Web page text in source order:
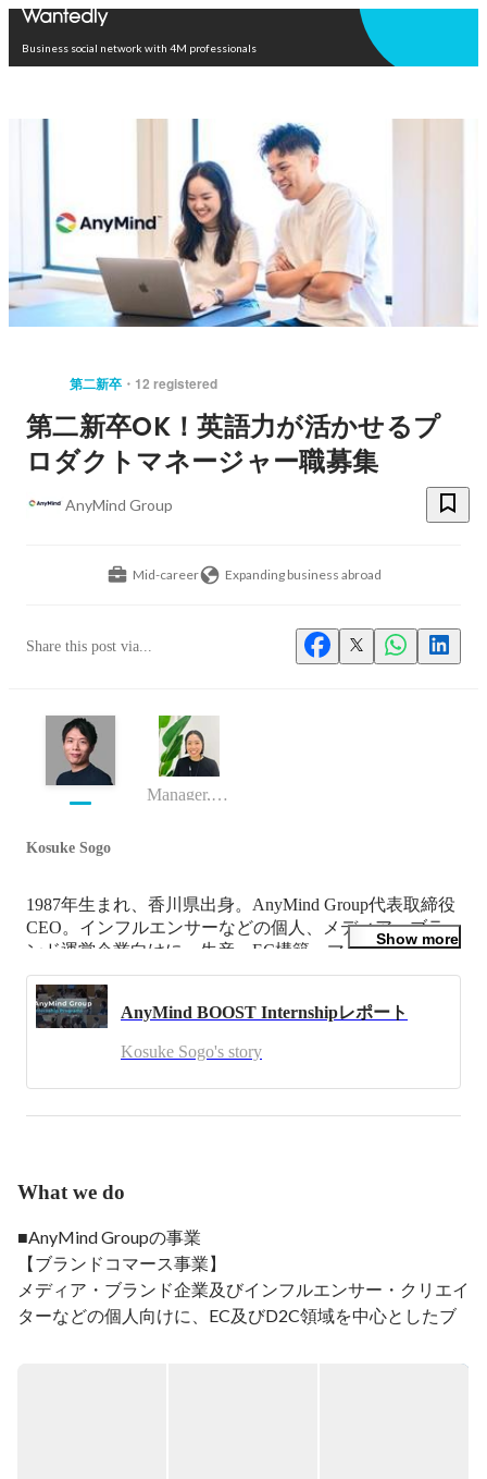
Business social network with 4M professionals
第二新卒 12 registered
第二新卒OK！英語力が活かせるプ
ロダクトマネージャー職募集
AnyMind Group
Mid-career Expanding business abroad
Share this post via...
Manager, Talent Acquisition
Kosuke Sogo
1987年生まれ、香川県出身。AnyMind Group代表取締役
CEO。インフルエンサーなどの個人、メディア・ブラ
ンド運営企業向けに、生産・EC構築・マーケティン
グ・物流を一貫支援するビジネスを世界15カ国・地域22
拠点で展開しています。祖父は父方も母方も起業家。高
校までバスケをしていましたが、怪我をして引退し、ビ
ジネスで生きていくことを決意しました。趣味は仕事と
サウナ。常にあたらしい世界を見ることが好きです。
Show more
AnyMind BOOST Internshipレポート
Kosuke Sogo's story
What we do
■AnyMind Groupの事業
【ブランドコマース事業】
メディア・ブランド企業及びインフルエンサー・クリエイ
ターなどの個人向けに、EC及びD2C領域を中心としたブ
運用、マーケティング、物流管理をワンストップで支援す